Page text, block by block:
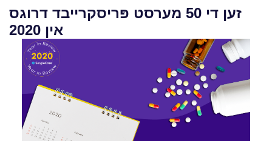
זען די 50 מערסט פּריסקרייבד דרוגס
אין 2020